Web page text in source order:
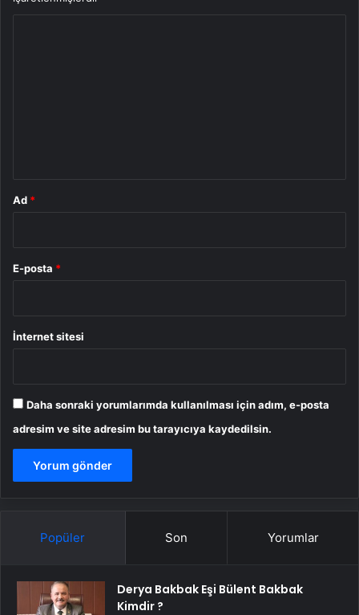
Ad *
E-posta *
İnternet sitesi
Daha sonraki yorumlarımda kullanılması için adım, e-posta
adresim ve site adresim bu tarayıcıya kaydedilsin.
Popüler Son Yorumlar
Derya Bakbak Eşi Bülent Bakbak
Kimdir ?